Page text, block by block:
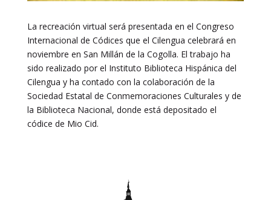
La recreación virtual será presentada en el Congreso
Internacional de Códices que el Cilengua celebrará en
noviembre en San Millán de la Cogolla. El trabajo ha
sido realizado por el Instituto Biblioteca Hispánica del
Cilengua y ha contado con la colaboración de la
Sociedad Estatal de Conmemoraciones Culturales y de
la Biblioteca Nacional, donde está depositado el
códice de Mio Cid.